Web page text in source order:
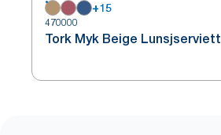
+15
470000
Tork Myk Beige Lunsjserviett